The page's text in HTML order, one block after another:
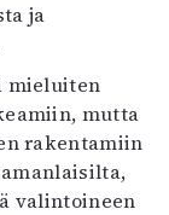
ja
mieluiten
mutta
rakentamiin
valintoineen